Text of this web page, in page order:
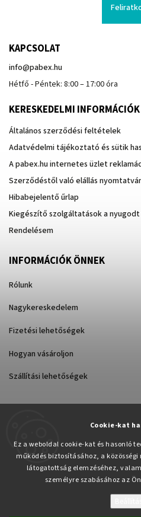
Cookie-kat
Ez a weboldal cookie-kat és hasonló
működés biztosításához, a
látogatottság elemzéséhez,
személyre szabásához az
KAPCSOLAT
info@pabex.hu
Hétfő - Péntek: 8:00 – 17:00 óra
KERESKEDELMI INFORMÁCIÓK
Általános szerződési feltételek
Adatvédelmi tájékoztató és sütik
A pabex.hu internetes üzlet
Szerződéstől való elállás
Hibabejelentő űrlap
Kiegészítő szolgáltatások a nyugodt
Rendelésem
INFORMÁCIÓK ÖNNEK
Rólunk
Nagykereskedelem
Fizetési lehetőségek
Hogyan vásároljon
Szállítási lehetőségek